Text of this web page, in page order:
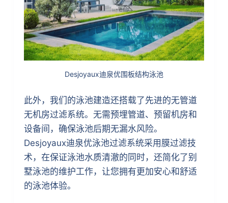
Desjoyaux迪泉优围板结构泳池
此外，我们的泳池建造还搭载了先进的无管道
无机房过滤系统。无需预埋管道、预留机房和
设备间，确保泳池后期无漏水风险。
Desjoyaux迪泉优泳池过滤系统采用膜过滤技
术，在保证泳池水质清澈的同时，还简化了别
墅泳池的维护工作，让您拥有更加安心和舒适
的泳池体验。